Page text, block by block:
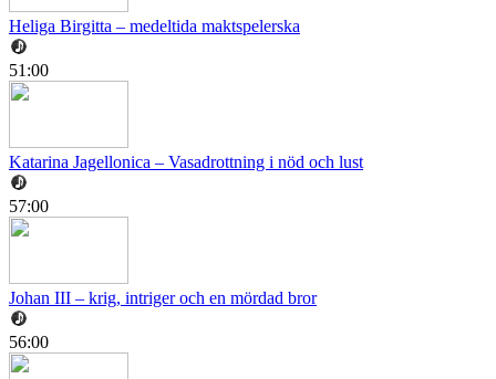
Heliga Birgitta – medeltida maktspelerska
51:00
Katarina Jagellonica – Vasadrottning i nöd och lust
57:00
Johan III – krig, intriger och en mördad bror
56:00